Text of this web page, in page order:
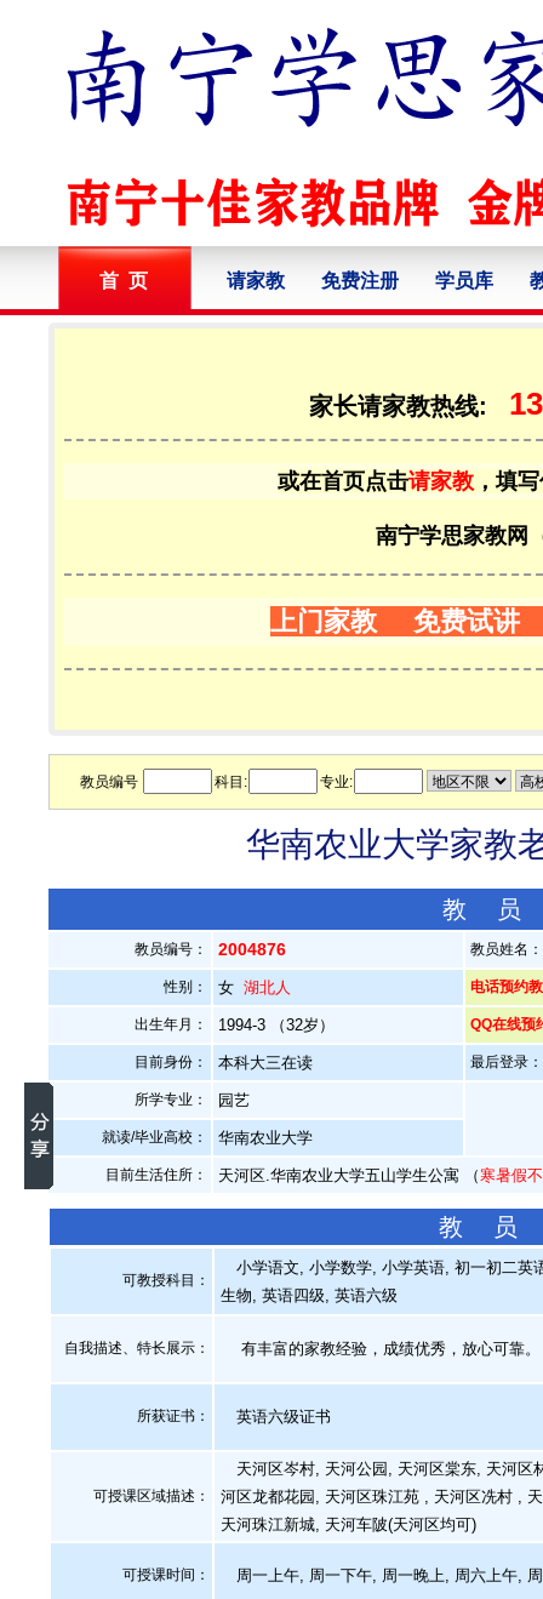
首 页 请家教 免费注册 学员库
家长请家教热线:
或在首页点击请家教 ，填
南宁学思家教网
上门家教 免费试讲
教员编号 科目: 专业:
华南农业大学家教
教
教员编号： 2004876 教员姓名
性别： 女湖北人 电话预约
出生年月： 1994-3 （32岁） QQ在线预
目前身份： 本科大三在读 最后登录
所学专业： 园艺
就读/毕业高校： 华南农业大学
目前生活住所： 天河区.华南农业大学五山学生公寓 （寒暑假
教 员
可教授科目：
小学语文, 小学数学, 小学英语, 初一初二英
生物, 英语四级, 英语六级
自我描述、特长展示 ： 有丰富的家教经验，成绩优秀，放心可靠。
所获证书 ： 英语六级证书
可授课区域描述：
天河区岑村, 天河公园, 天河区棠东, 天河区
河区龙都花园, 天河区珠江苑 , 天河区冼村 ,
天河珠江新城, 天河车陂(天河区均可)
可授课时间： 周一上午, 周一下午, 周一晚上, 周六上午,